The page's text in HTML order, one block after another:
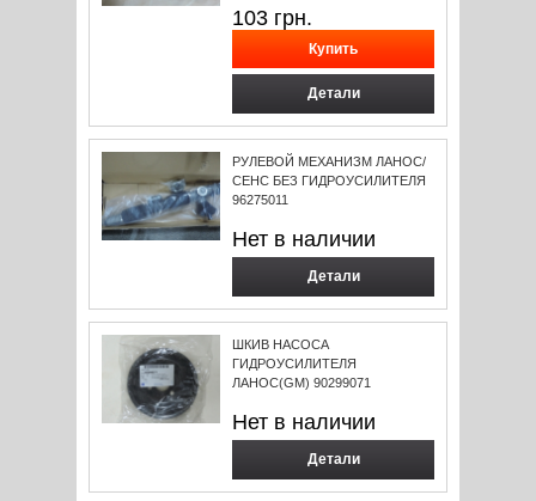
103 грн.
Детали
РУЛЕВОЙ МЕХАНИЗМ ЛАНОС/
СЕНС БЕЗ ГИДРОУСИЛИТЕЛЯ
96275011
Нет в наличии
Детали
ШКИВ НАСОСА
ГИДРОУСИЛИТЕЛЯ
ЛАНОС(GM) 90299071
Нет в наличии
Детали